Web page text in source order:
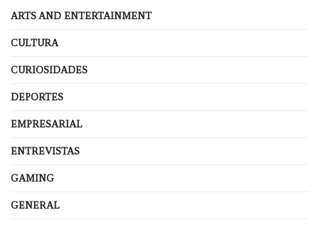
ARTS AND ENTERTAINMENT
CULTURA
CURIOSIDADES
DEPORTES
EMPRESARIAL
ENTREVISTAS
GAMING
GENERAL